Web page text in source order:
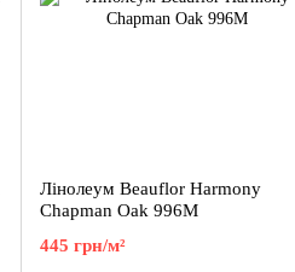
Лінолеум Beauflor Harmony
Chapman Oak 996M
445 грн/м²